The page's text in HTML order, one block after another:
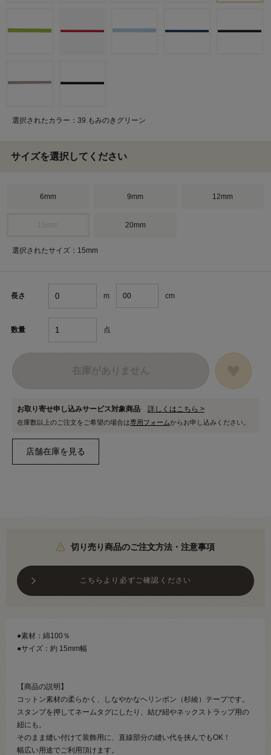
選択されたカラー：39.もみのきグリーン
サイズを選択してください
6mm 9mm 12mm
20mm
選択されたサイズ：15mm
長さ m cm
数量 点
お取り寄せ申し込みサービス対象商品 詳しくはこちら >
在庫数以上のご注文をご希望の場合は専用フォームからお申し込みください。
切り売り商品のご注文方法・注意事項
こちらより必ずご確認ください
●素材：綿100％
●サイズ：約 15mm幅
【商品の説明】
コットン素材の柔らかく、しなやかなヘリンボン（杉綾）テープです。
スタンプを押してネームタグにしたり、結び紐やネックストラップ用の
紐にも。
そのまま縫い付けて装飾用に、直線部分の縫い代を挟んでもOK！
幅広い用途でご利用頂けます。